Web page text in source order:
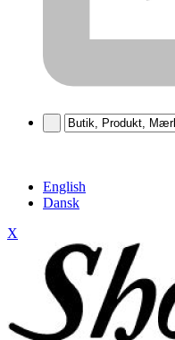
English
Dansk
X